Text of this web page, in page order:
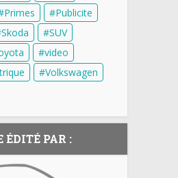
Primes
Publicite
Skoda
SUV
video
Volkswagen
ÉDITÉ PAR :